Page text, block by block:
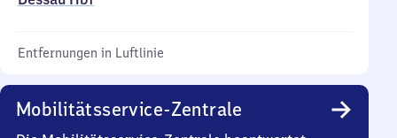
Entfernungen in Luftlinie
Mobilitätsservice-Zentrale